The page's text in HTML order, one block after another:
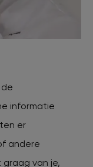
informatie
er
andere
van je,